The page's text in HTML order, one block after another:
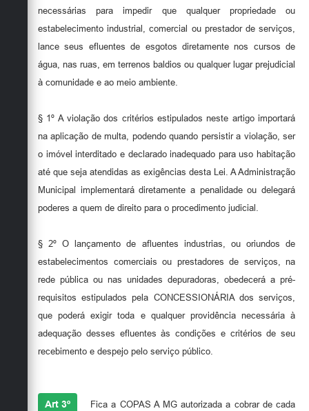
necessárias para impedir que qualquer propriedade ou
estabelecimento industrial, comercial ou prestador de serviços,
lance seus efluentes de esgotos diretamente nos cursos de
água, nas ruas, em terrenos baldios ou qualquer lugar prejudicial
à comunidade e ao meio ambiente.
§ 1º A violação dos critérios estipulados neste artigo importará
na aplicação de multa, podendo quando persistir a violação, ser
o imóvel interditado e declarado inadequado para uso habitação
até que seja atendidas as exigências desta Lei. A Administração
Municipal implementará diretamente a penalidade ou delegará
poderes a quem de direito para o procedimento judicial.
§ 2º O lançamento de afluentes industrias, ou oriundos de
estabelecimentos comerciais ou prestadores de serviços, na
rede pública ou nas unidades depuradoras, obedecerá a pré-
requisitos estipulados pela CONCESSIONÁRIA dos serviços,
que poderá exigir toda e qualquer providência necessária à
adequação desses efluentes às condições e critérios de seu
recebimento e despejo pelo serviço público.
Art 3º Fica a COPAS A MG autorizada a cobrar de cada